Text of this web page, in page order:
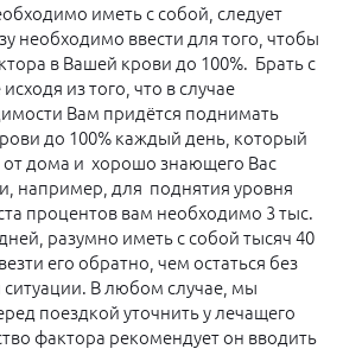
иметь с собой, следует
необходимо ввести для того, чтобы
в Вашей крови до 100%. Брать с
из того, что в случае
Вам придётся поднимать
до 100% каждый день, который
от дома и хорошо знающего Вас
например, для поднятия уровня
процентов вам необходимо 3 тыс.
разумно иметь с собой тысяч 40
его обратно, чем остаться без
В любом случае, мы
поездкой уточнить у лечащего
фактора рекомендует он вводить